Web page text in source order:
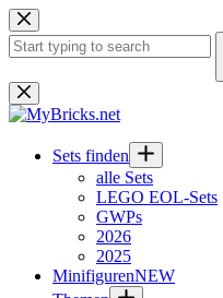
Zum
Inhalt
springen
Keine
Ergebnisse
Sets finden
alle Sets
LEGO EOL-Sets
GWPs
2026
2025
MinifigurenNEW